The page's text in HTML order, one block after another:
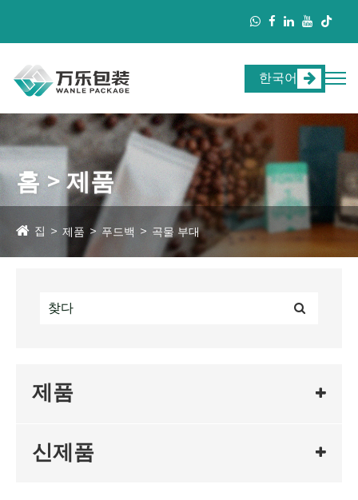
한국어
홈 > 제품
집 제품 푸드백 곡물 부대
제품
신제품